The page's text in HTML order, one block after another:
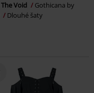
Void
Gothicana by
Dlouhé šaty